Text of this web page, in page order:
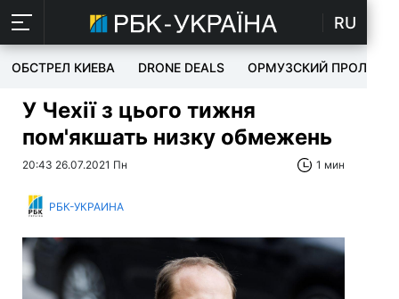
RU
ОБСТРЕЛ КИЕВА DRONE DEALS ОРМУЗСКИЙ ПРОЛИВ
У Чехії з цього тижня
пом'якшать низку обмежень
20:43 26.07.2021 Пн 1 мин
РБК-УКРАИНА